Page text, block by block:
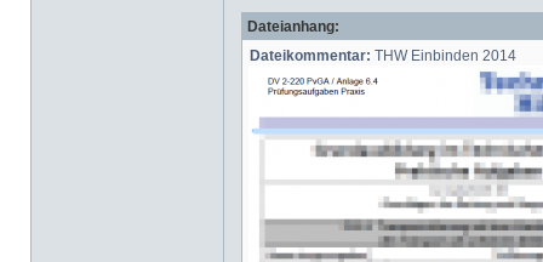
Dateianhang:
Dateikommentar: THW Einbinden 2014